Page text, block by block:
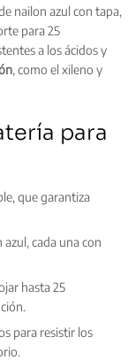
nailon azul con tapa,
para 25
a los ácidos y
, como el xileno y
para
que garantiza
azul, cada una con
hasta 25
para resistir los